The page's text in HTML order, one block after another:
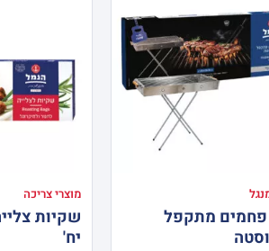
פחמים מתקפל
מוצרי צריכה
יח'